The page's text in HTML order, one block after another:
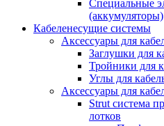
Специальные
(аккумуляторы)
Кабеленесущие системы
Аксессуары для
Заглушки для
Тройники для
Углы для
Аксессуары для
Strut система
лотков